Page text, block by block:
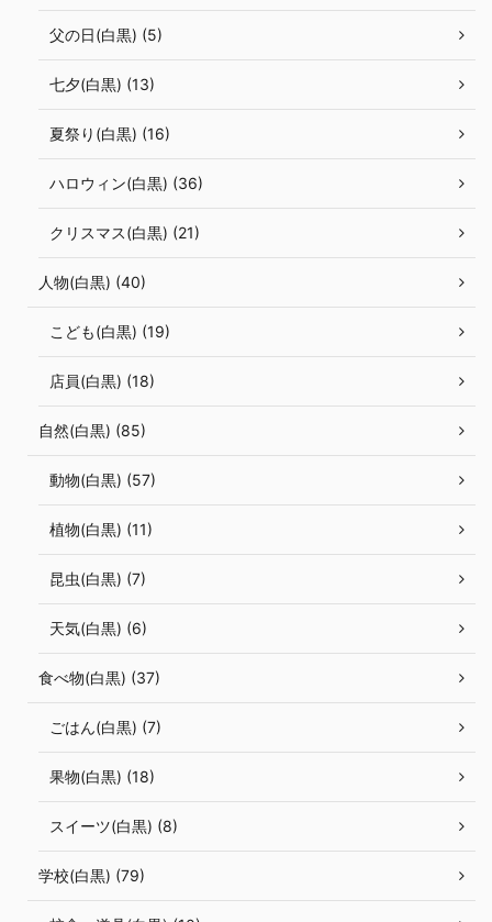
父の日(白黒) (5)
七夕(白黒) (13)
夏祭り(白黒) (16)
ハロウィン(白黒) (36)
クリスマス(白黒) (21)
人物(白黒) (40)
こども(白黒) (19)
店員(白黒) (18)
自然(白黒) (85)
動物(白黒) (57)
植物(白黒) (11)
昆虫(白黒) (7)
天気(白黒) (6)
食べ物(白黒) (37)
ごはん(白黒) (7)
果物(白黒) (18)
スイーツ(白黒) (8)
学校(白黒) (79)